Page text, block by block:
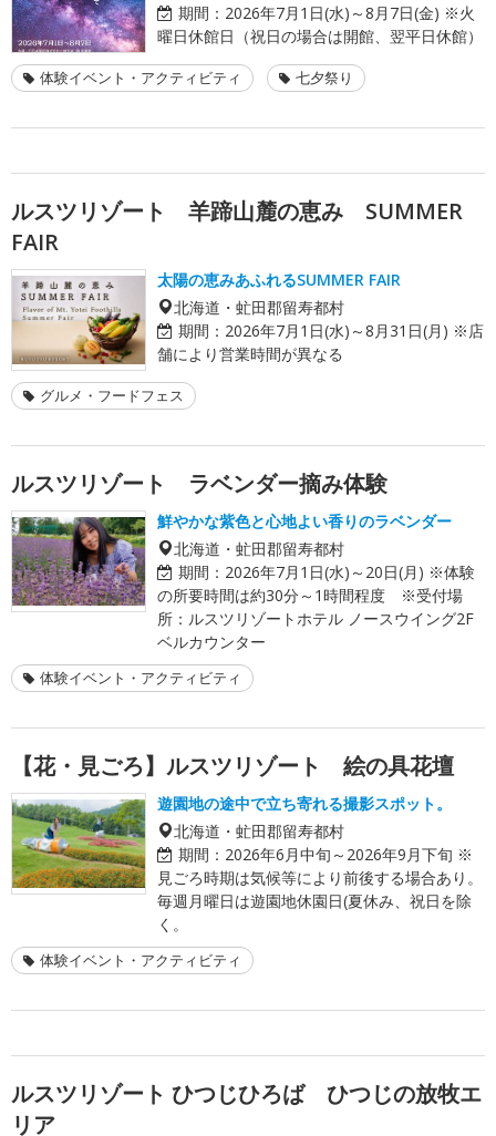
期間： 2026年7月1日(水)～8月7日(金) ※火
曜日休館日（祝日の場合は開館、翌平日休館）
体験イベント・アクティビティ 七夕祭り
ルスツリゾート 羊蹄山麓の恵み SUMMER
FAIR
太陽の恵みあふれるSUMMER FAIR
北海道・虻田郡留寿都村
期間： 2026年7月1日(水)～8月31日(月) ※店
舗により営業時間が異なる
グルメ・フードフェス
ルスツリゾート ラベンダー摘み体験
鮮やかな紫色と心地よい香りのラベンダー
北海道・虻田郡留寿都村
期間： 2026年7月1日(水)～20日(月) ※体験
の所要時間は約30分～1時間程度 ※受付場
所：ルスツリゾートホテル ノースウイング2F
ベルカウンター
体験イベント・アクティビティ
【花・見ごろ】ルスツリゾート 絵の具花壇
遊園地の途中で立ち寄れる撮影スポット。
北海道・虻田郡留寿都村
期間： 2026年6月中旬～2026年9月下旬 ※
見ごろ時期は気候等により前後する場合あり。
毎週月曜日は遊園地休園日(夏休み、祝日を除
く。
体験イベント・アクティビティ
ルスツリゾート ひつじひろば ひつじの放牧エ
リア